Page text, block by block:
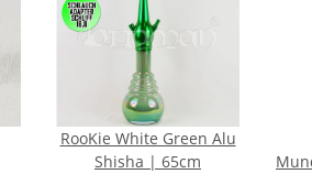
RooKie White Green Alu
Shisha | 65cm